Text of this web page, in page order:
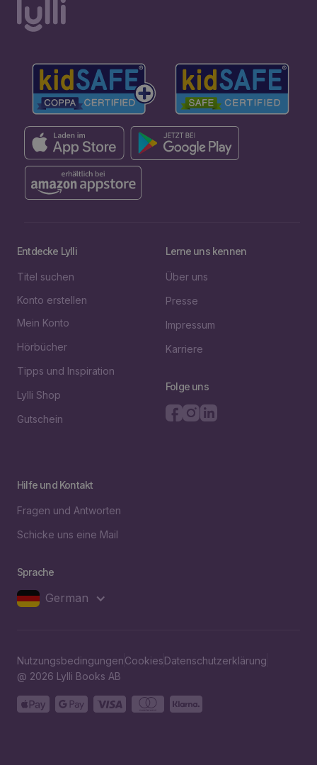
Entdecke Lylli
Titel suchen
Konto erstellen
Mein Konto
Hörbücher
Tipps und Inspiration
Lylli Shop
Gutschein
Lerne uns kennen
Über uns
Presse
Impressum
Karriere
Folge uns
Hilfe und Kontakt
Fragen und Antworten
Schicke uns eine Mail
Sprache
German
NutzungsbedingungenCookiesDatenschutzerklärung
@ 2026 Lylli Books AB